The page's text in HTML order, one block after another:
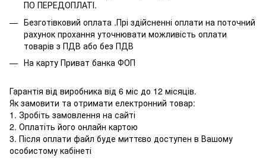
ПО ПЕРЕДОПЛАТІ.
Безготівковий оплата .Прі здійсненні оплати на поточний
рахунок прохання уточнювати можливість оплати
товарів з ПДВ або без ПДВ
На карту Приват банка ФОП
Гарантія від виробника від 6 міс до 12 місяців.
Як замовити та отримати електронний товар:
1. Зробіть замовлення на сайті
2. Оплатіть його онлайн картою
3. Після оплати файл буде миттєво доступен в Вашому
особистому кабінеті